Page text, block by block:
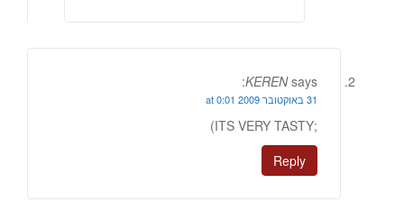
KEREN says:
31 באוקטובר 2009 at 0:01
;ITS VERY TASTY)
Reply